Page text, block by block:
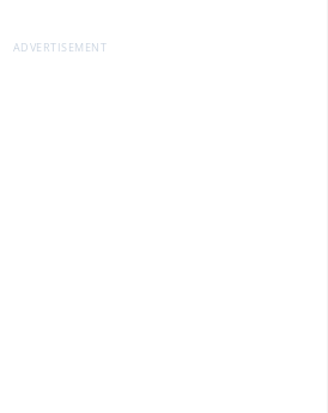
ADVERTISEMENT